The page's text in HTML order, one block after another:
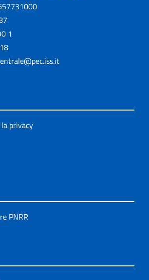
1
privacy
PNRR